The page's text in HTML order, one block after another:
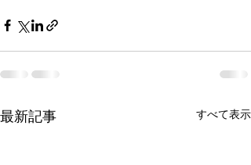
最新記事 すべて表示